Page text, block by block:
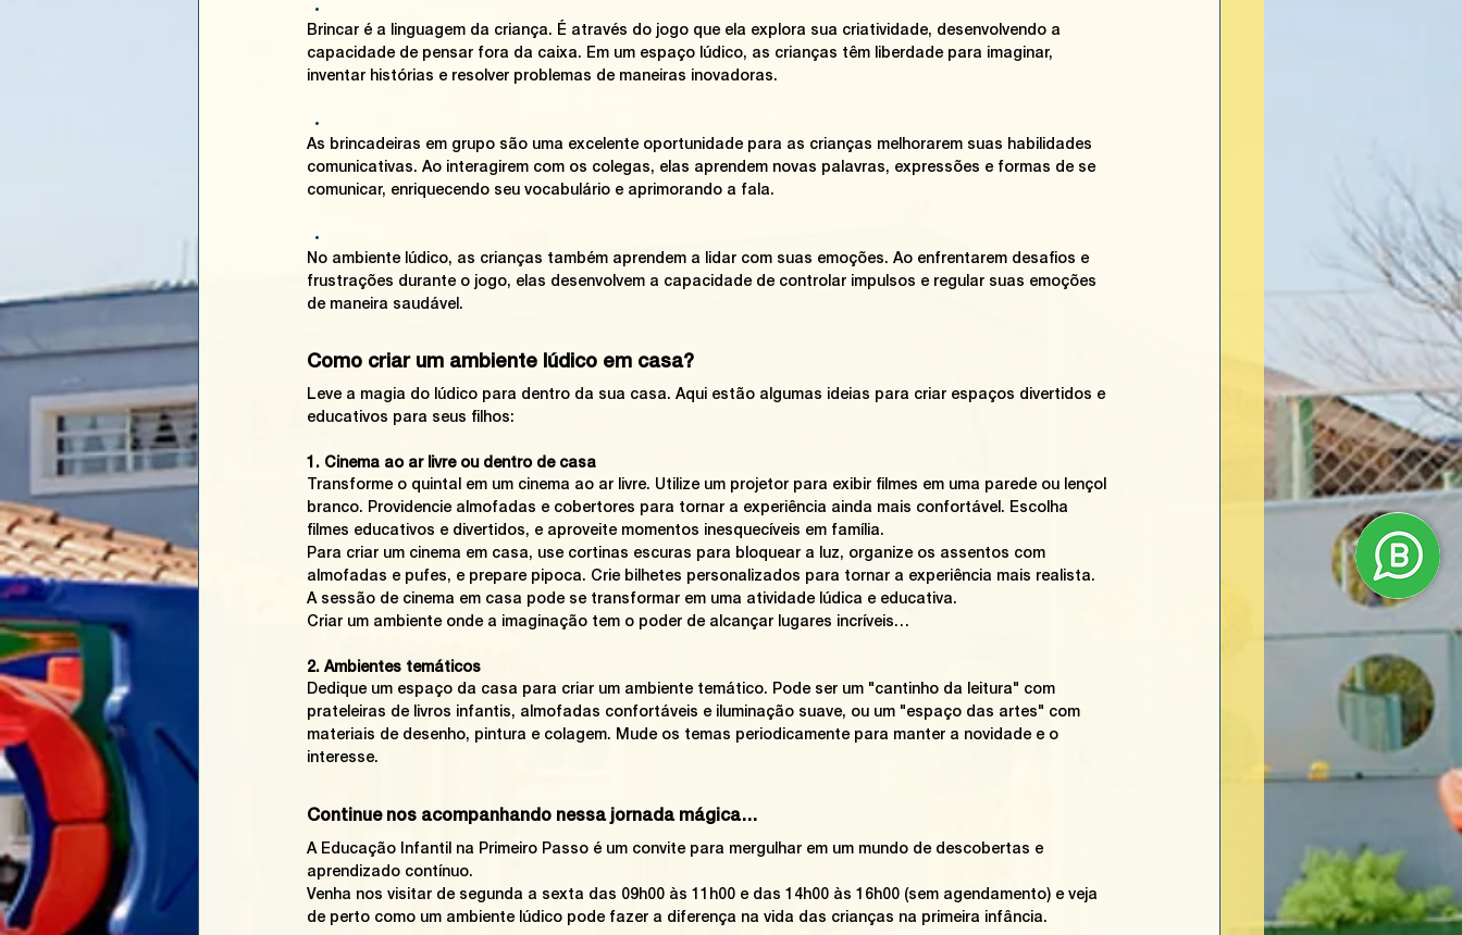
Brincar é a linguagem da criança. É através do jogo que ela explora sua criatividade, desenvolvendo a
capacidade de pensar fora da caixa. Em um espaço lúdico, as crianças têm liberdade para imaginar,
inventar histórias e resolver problemas de maneiras inovadoras.
As brincadeiras em grupo são uma excelente oportunidade para as crianças melhorarem suas habilidades
comunicativas. Ao interagirem com os colegas, elas aprendem novas palavras, expressões e formas de se
comunicar, enriquecendo seu vocabulário e aprimorando a fala.
No ambiente lúdico, as crianças também aprendem a lidar com suas emoções. Ao enfrentarem desafios e
frustrações durante o jogo, elas desenvolvem a capacidade de controlar impulsos e regular suas emoções
de maneira saudável.
Como criar um ambiente lúdico em casa?
Leve a magia do lúdico para dentro da sua casa. Aqui estão algumas ideias para criar espaços divertidos e
educativos para seus filhos:
1. Cinema ao ar livre ou dentro de casa
Transforme o quintal em um cinema ao ar livre. Utilize um projetor para exibir filmes em uma parede ou lençol
branco. Providencie almofadas e cobertores para tornar a experiência ainda mais confortável. Escolha
filmes educativos e divertidos, e aproveite momentos inesquecíveis em família.
Para criar um cinema em casa, use cortinas escuras para bloquear a luz, organize os assentos com
almofadas e pufes, e prepare pipoca. Crie bilhetes personalizados para tornar a experiência mais realista.
A sessão de cinema em casa pode se transformar em uma atividade lúdica e educativa.
Criar um ambiente onde a imaginação tem o poder de alcançar lugares incríveis…
2. Ambientes temáticos
Dedique um espaço da casa para criar um ambiente temático. Pode ser um "cantinho da leitura" com
prateleiras de livros infantis, almofadas confortáveis e iluminação suave, ou um "espaço das artes" com
materiais de desenho, pintura e colagem. Mude os temas periodicamente para manter a novidade e o
interesse.
Continue nos acompanhando nessa jornada mágica…
A Educação Infantil na Primeiro Passo é um convite para mergulhar em um mundo de descobertas e
aprendizado contínuo.
Venha nos visitar de segunda a sexta das 09h00 às 11h00 e das 14h00 às 16h00 (sem agendamento) e veja
de perto como um ambiente lúdico pode fazer a diferença na vida das crianças na primeira infância.